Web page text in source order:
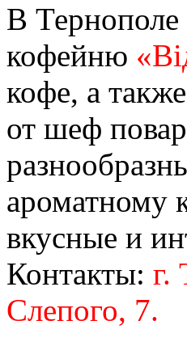
В Тернополе
кофейню
кофе, а
от шеф
ароматному
вкусные и
Контакты: г.
Слепого, 7.